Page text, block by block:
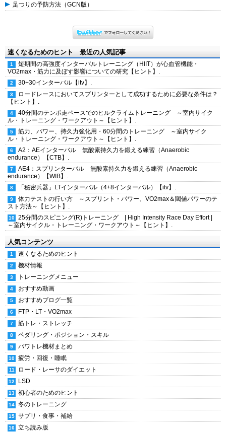
足つりの予防方法（GCN版）
速くなるためのヒント 最近の人気記事
短期間の高強度インターバルトレーニング（HIIT）が心血管機能・
VO2max・筋力に及ぼす影響についての研究【ヒント】.
30+30インターバル【itv】.
ロードレースにおいてスプリンターとして成功するために必要な条件は？
【ヒント】.
40分間のテンポ走ペースでのヒルクライムトレーニング ～室内サイク
ル・トレーニング・ワークアウト～【ヒント】.
筋力、パワー、持久力強化用・60分間のトレーニング ～室内サイク
ル・トレーニング・ワークアウト～【ヒント】.
A2：AEインターバル 無酸素持久力を鍛える練習（Anaerobic
endurance）【CTB】.
AE4：スプリンターバル 無酸素持久力を鍛える練習（Anaerobic
endurance）【WIB】.
「秘密兵器」LTインターバル（4+8インターバル）【itv】.
体力テストの行い方 ～スプリント・パワー、VO2max＆閾値パワーのテ
スト方法～【ヒント】.
25分間のスピニング(R)トレーニング | High Intensity Race Day Effort |
～室内サイクル・トレーニング・ワークアウト～【ヒント】.
人気コンテンツ
速くなるためのヒント
機材情報
トレーニングメニュー
おすすめ動画
おすすめブログ一覧
FTP・LT・VO2max
筋トレ・ストレッチ
ペダリング・ポジション・スキル
パワトレ機材まとめ
疲労・回復・睡眠
ロード・レーサのダイエット
LSD
初心者のためのヒント
冬のトレーニング
サプリ・食事・補給
立ち読み版